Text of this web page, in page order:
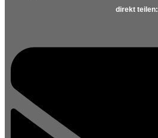
direkt teilen: